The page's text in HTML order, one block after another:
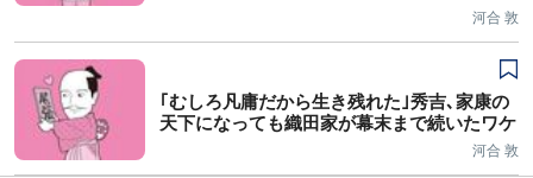
河合 敦
｢むしろ凡庸だから生き残れた｣秀吉､家康の
天下になっても織田家が幕末まで続いたワケ
河合 敦